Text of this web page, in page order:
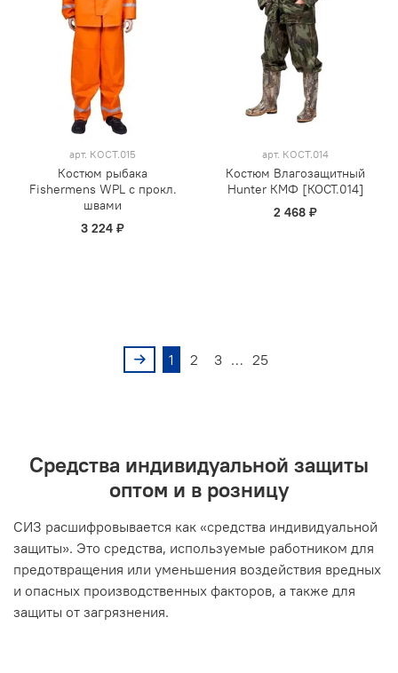
арт. КОСТ.015
Костюм рыбака
Fishermens WPL с прокл.
швами
3 224 ₽
арт. КОСТ.014
Костюм Влагозащитный
Hunter КМФ [КОСТ.014]
2 468 ₽
1 2 3 … 25
Средства индивидуальной защиты
оптом и в розницу
СИЗ расшифровывается как «средства индивидуальной
защиты». Это средства, используемые работником для
предотвращения или уменьшения воздействия вредных
и опасных производственных факторов, а также для
защиты от загрязнения.